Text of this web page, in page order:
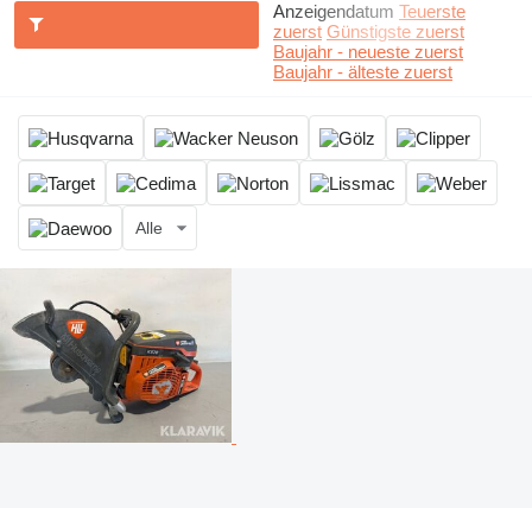
Anzeigendatum Teuerste
zuerst Günstigste zuerst
Baujahr - neueste zuerst
Baujahr - älteste zuerst
Alle